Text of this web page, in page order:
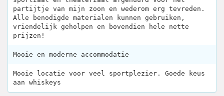
partijtje van mijn zoon en wederom erg tevreden.
Alle benodigde materialen kunnen gebruiken,
vriendelijk geholpen en bovendien hele nette
prijzen!
Mooie en moderne accommodatie
Mooie locatie voor veel sportplezier. Goede keus
aan whiskeys